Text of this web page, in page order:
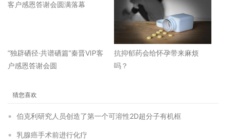
“独辟硒径·共谱硒篇”秦晋VIP客
户感恩答谢会圆
抗抑郁药会给怀孕带来麻烦
吗？
猜您喜欢
伯克利研究人员创造了第一个可溶性2D超分子有机框
乳腺癌手术前进行化疗